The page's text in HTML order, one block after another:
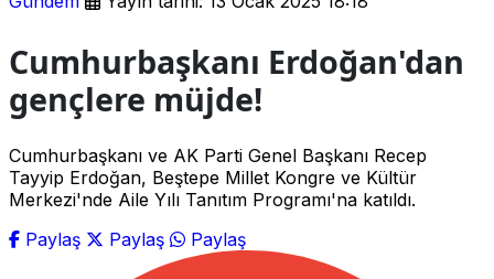
Cumhurbaşkanı Erdoğan'dan
gençlere müjde!
Cumhurbaşkanı ve AK Parti Genel Başkanı Recep
Tayyip Erdoğan, Beştepe Millet Kongre ve Kültür
Merkezi'nde Aile Yılı Tanıtım Programı'na katıldı.
Paylaş
Paylaş Paylaş